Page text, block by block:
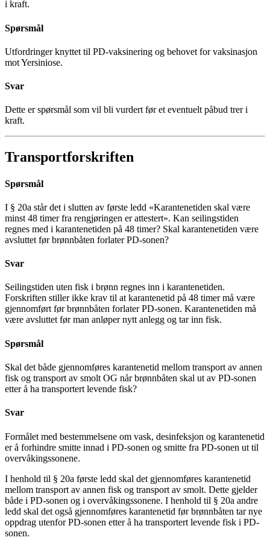
i kraft.
Spørsmål
Utfordringer knyttet til PD-vaksinering og behovet for vaksinasjon
mot Yersiniose.
Svar
Dette er spørsmål som vil bli vurdert før et eventuelt påbud trer i
kraft.
Transportforskriften
Spørsmål
I § 20a står det i slutten av første ledd «Karantenetiden skal være
minst 48 timer fra rengjøringen er attestert». Kan seilingstiden
regnes med i karantenetiden på 48 timer? Skal karantenetiden være
avsluttet før brønnbåten forlater PD-sonen?
Svar
Seilingstiden uten fisk i brønn regnes inn i karantenetiden.
Forskriften stiller ikke krav til at karantenetid på 48 timer må være
gjennomført før brønnbåten forlater PD-sonen. Karantenetiden må
være avsluttet før man anløper nytt anlegg og tar inn fisk.
Spørsmål
Skal det både gjennomføres karantenetid mellom transport av annen
fisk og transport av smolt OG når brønnbåten skal ut av PD-sonen
etter å ha transportert levende fisk?
Svar
Formålet med bestemmelsene om vask, desinfeksjon og karantenetid
er å forhindre smitte innad i PD-sonen og smitte fra PD-sonen ut til
overvåkingssonene.
I henhold til § 20a første ledd skal det gjennomføres karantenetid
mellom transport av annen fisk og transport av smolt. Dette gjelder
både i PD-sonen og i overvåkingssonene. I henhold til § 20a andre
ledd skal det også gjennomføres karantenetid før brønnbåten tar nye
oppdrag utenfor PD-sonen etter å ha transportert levende fisk i PD-
sonen.